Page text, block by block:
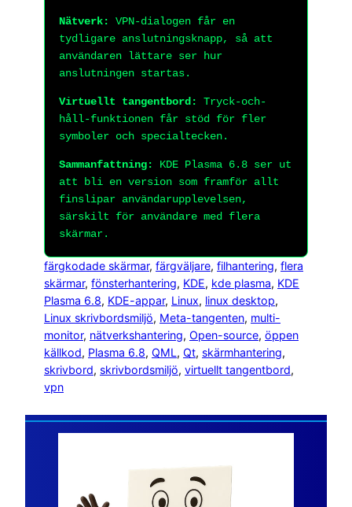
Nätverk:
VPN-dialogen får en
tydligare anslutningsknapp, så att
användaren lättare ser hur
anslutningen startas.
Virtuellt tangentbord:
Tryck-och-
håll-funktionen får stöd för fler
symboler och specialtecken.
Sammanfattning:
KDE Plasma 6.8 ser ut
att bli en version som framför allt
finslipar användarupplevelsen,
särskilt för användare med flera
skärmar.
färgkodade skärmar, färgväljare, filhantering, flera
skärmar, fönsterhantering, KDE, kde plasma, KDE
Plasma 6.8, KDE-appar, Linux, linux desktop
Linux skrivbordsmiljö, Meta-tangenten, multi-
monitor, nätverkshantering, Open-source, öppen
källkod, Plasma 6.8, QML, Qt, skärmhantering
skrivbord, skrivbordsmiljö, virtuellt tangentbord
vpn